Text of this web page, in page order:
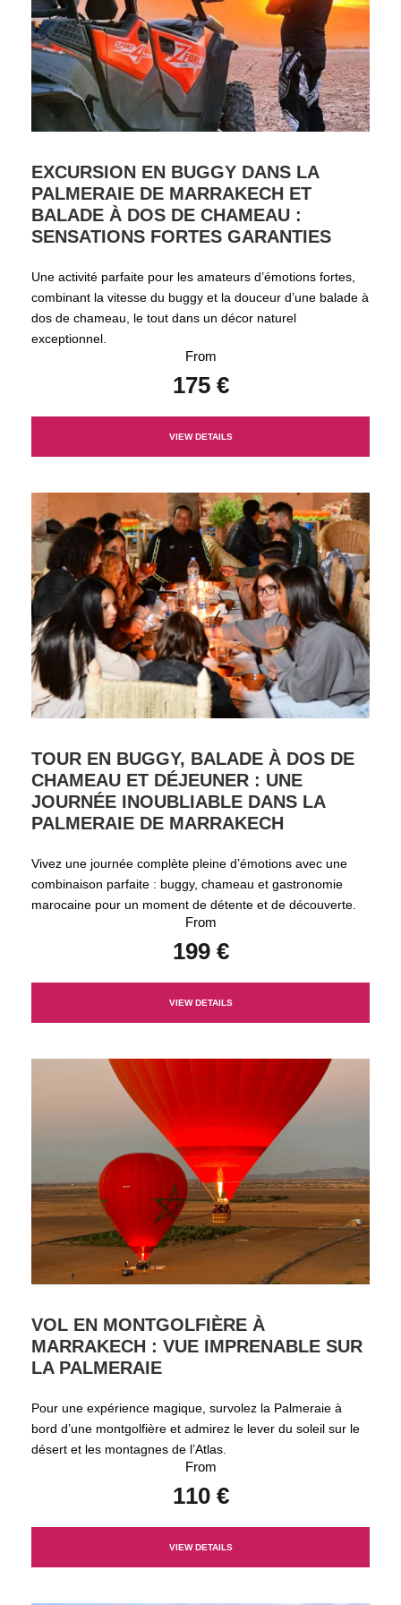
EXCURSION EN BUGGY DANS LA
PALMERAIE DE MARRAKECH ET
BALADE À DOS DE CHAMEAU :
SENSATIONS FORTES GARANTIES
Une activité parfaite pour les amateurs d’émotions fortes,
combinant la vitesse du buggy et la douceur d’une balade à
dos de chameau, le tout dans un décor naturel
exceptionnel.
From
175 €
VIEW DETAILS
TOUR EN BUGGY, BALADE À DOS DE
CHAMEAU ET DÉJEUNER : UNE
JOURNÉE INOUBLIABLE DANS LA
PALMERAIE DE MARRAKECH
Vivez une journée complète pleine d’émotions avec une
combinaison parfaite : buggy, chameau et gastronomie
marocaine pour un moment de détente et de découverte.
From
199 €
VIEW DETAILS
VOL EN MONTGOLFIÈRE À
MARRAKECH : VUE IMPRENABLE SUR
LA PALMERAIE
Pour une expérience magique, survolez la Palmeraie à
bord d’une montgolfière et admirez le lever du soleil sur le
désert et les montagnes de l’Atlas.
From
110 €
VIEW DETAILS